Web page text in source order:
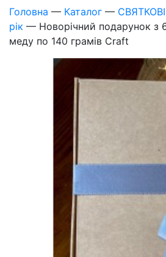
Головна — Каталог —
рік — Новорічний подарунок з
меду по 140 грамів Craft